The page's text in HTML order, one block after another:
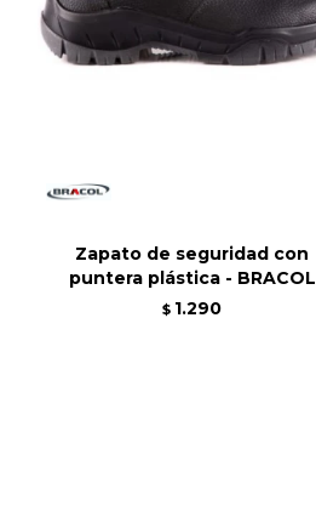
Zapato de seguridad con
puntera plástica - BRACOL
$ 1.290